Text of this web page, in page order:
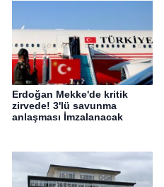
Erdoğan Mekke'de kritik
zirvede! 3'lü savunma
anlaşması İmzalanacak